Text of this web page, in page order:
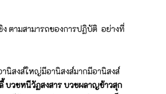
ตามสามารถของการปฏิบัติ อย่างที่
นิสงส์ใหญ่มีอานิสงส์มากมีอานิสงส์
บวชหนีวัฏสงสาร บวชผลาญข้าวสุก